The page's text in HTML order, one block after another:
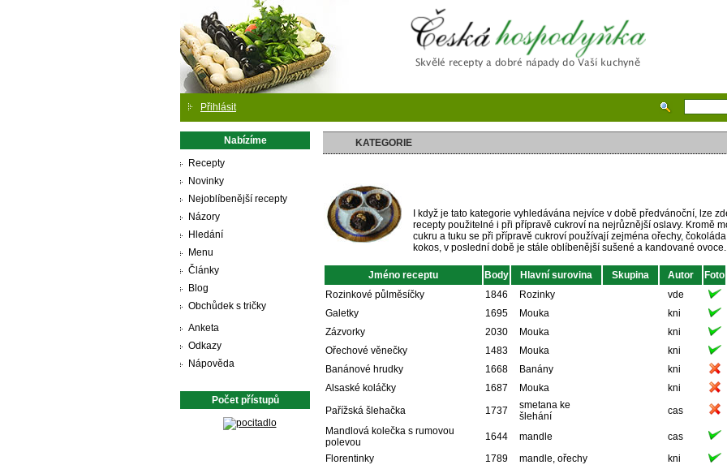
Česká hospodyňka
Přihlásit
Nabízíme
Recepty
Novinky
Nejoblíbenější recepty
Názory
Hledání
Menu
Články
Blog
Obchůdek s tričky
Anketa
Odkazy
Nápověda
Počet přístupů
KATEGORIE
I když je tato kategorie vyhledávána nejvíce v době předvánoční, lze
recepty použitelné i při přípravě cukroví na nejrůznější oslavy. Kromě
cukru a tuku se při přípravě cukroví používají zejména ořechy,
kokos, v poslední době je stále oblíbenější sušené a kandované ovoce.
Jméno receptu Body Hlavní surovina Skupina Autor Foto
Rozinkové půlměsíčky
1846 Rozinky vde
Galetky
1695 Mouka kni
Zázvorky
2030 Mouka kni
Ořechové věnečky
1483 Mouka kni
Banánové hrudky
1668 Banány kni
Alsaské koláčky
1687 Mouka kni
Pařížská šlehačka
1737
smetana ke
šlehání
cas
Mandlová kolečka s rumovou
polevou
1644 mandle cas
Florentinky
1789 mandle, ořechy kni